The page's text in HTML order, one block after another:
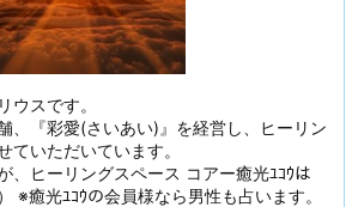
ウスです。
、『彩愛(さいあい)』を経営し、ヒーリン
ていただいています。
、ヒーリングスペース コアー癒光ﾕｺｳは
※癒光ﾕｺｳの会員様なら男性も占います。